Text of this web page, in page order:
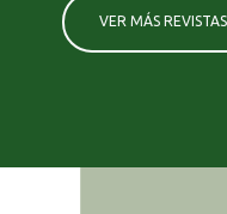
VER MÁS REVISTAS